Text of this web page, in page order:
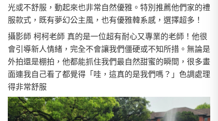
光或不舒服，動起來也非常自然優雅。特別推薦他們家的禮
服款式，既有夢幻公主風，也有優雅韓系感，選擇超多！
攝影師 柯柯老師 真的是一位超有耐心又專業的老師！他很
會引導新人情緒，完全不會讓我們僵硬或不知所措。無論是
外拍還是棚拍，他都能抓住我們最自然甜蜜的瞬間，很多畫
面連我自己看了都覺得「哇，這真的是我們嗎？」色調處理
得非常舒服